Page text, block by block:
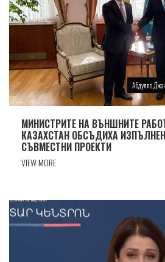
Абдулло
МИНИСТРИТЕ НА ВЪНШНИТЕ
КАЗАХСТАН ОБСЪДИХА
СЪВМЕСТНИ ПРОЕКТИ
VIEW MORE